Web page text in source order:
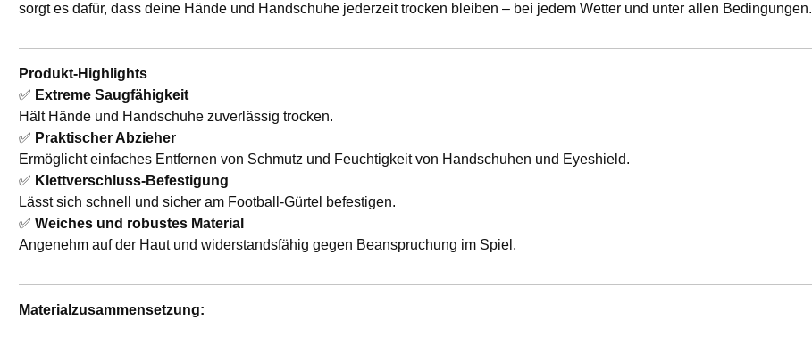
sorgt es dafür, dass deine Hände und Handschuhe jederzeit trocken bleiben – bei jedem Wetter und unter allen Bedingungen.
Produkt-Highlights
✅ Extreme Saugfähigkeit
Hält Hände und Handschuhe zuverlässig trocken.
✅ Praktischer Abzieher
Ermöglicht einfaches Entfernen von Schmutz und Feuchtigkeit von Handschuhen und Eyeshield.
✅ Klettverschluss-Befestigung
Lässt sich schnell und sicher am Football-Gürtel befestigen.
✅ Weiches und robustes Material
Angenehm auf der Haut und widerstandsfähig gegen Beanspruchung im Spiel.
Materialzusammensetzung: